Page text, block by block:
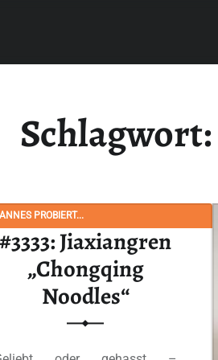
Schlagwort:
PROBIERT...
#3333: Jiaxiangren
„Chongqing
Noodles“